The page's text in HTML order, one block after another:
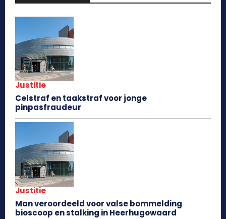
Justitie
Celstraf en taakstraf voor jonge
pinpasfraudeur
Justitie
Man veroordeeld voor valse bommelding
bioscoop en stalking in Heerhugowaard